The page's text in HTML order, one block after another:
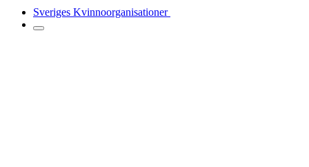
Sveriges Kvinnoorganisationer